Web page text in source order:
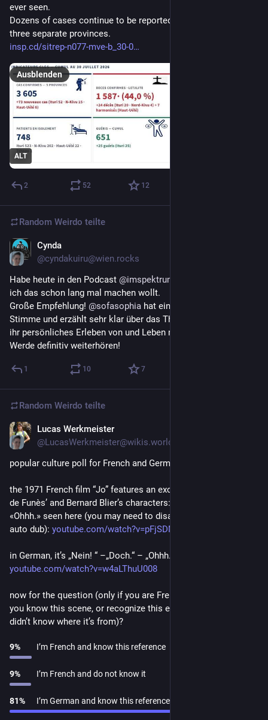
ever seen.
Dozens of cases continue to be reported each day across
three separate provinces.
insp.cd/sitrep-n077-mve-b_30-0
ALT
Ausblenden
2 52 12
Random Weirdo teilte
Cynda
@cyndakuiru@wien.rocks
Habe heute in den Podcast @imspektrum
ich das schon lang mal machen wollt.
Große Empfehlung! @sofasophia hat eine sehr angenehme
Stimme und erzählt sehr klar über das Thema Autismus und
ihr persönliches Erleben von und Leben mit Autismus.
Werde definitiv weiterhören!
1 10 7
Random Weirdo teilte
Lucas Werkmeister
@LucasWerkmeister@wikis.world
popular culture poll for French and German people!
the 1971 French film “Jo” features an exchange between Louis
de Funès’ and Bernard Blier’s characters: «Non!» – «Si.» –
«Ohhh.» seen here (you may need to disable youtube’s horrible
auto dub): youtube.com/watch?v=pFjSDM6D500
in German, it’s „Nein! “ –„Doch.“ – „Ohhh.“:
youtube.com/watch?v=w4aLThuU008
now for the question (only if you are French or German): do
you know this scene, or recognize this exchange (even if you
didn’t know where it’s from)?
9% I’m French and know this reference
9% I’m French and do not know it
81% I’m German and know this reference